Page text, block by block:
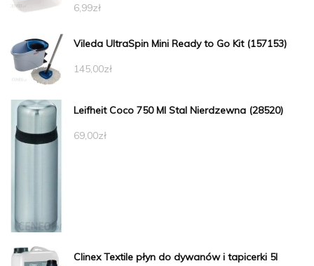
6,99zł
Vileda UltraSpin Mini Ready to Go Kit (157153)
145,00zł
Leifheit Coco 750 Ml Stal Nierdzewna (28520)
69,00zł
Clinex Textile płyn do dywanów i tapicerki 5l